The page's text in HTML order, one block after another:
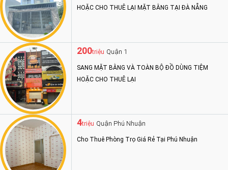
HOẶC CHO THUÊ LẠI MẶT BẰNG TẠI ĐÀ NẴNG
200triệu Quận 1
SANG MẶT BẰNG VÀ TOÀN BỘ ĐỒ DÙNG TIỆM
HOẶC CHO THUÊ LẠI
4triệu Quận Phú Nhuận
Cho Thuê Phòng Trọ Giá Rẻ Tại Phú Nhuận